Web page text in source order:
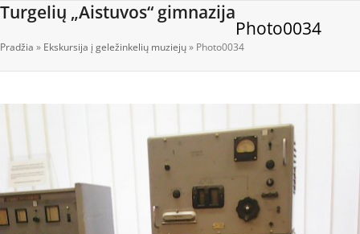
Skip
content
Turgelių „Aistuvos“ gimnazija
Open
mobile
Close
mobile
Photo0034
Pradžia » Ekskursija į geležinkelių muziejų» Photo0034